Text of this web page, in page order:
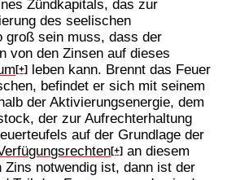
Zündkapitals, das zur
des seelischen
groß sein muss, dass der
von den Zinsen auf dieses
[+] leben kann. Brennt das Feuer
befindet er sich mit seinem
der Aktivierungsenergie, dem
der zur Aufrechterhaltung
auf der Grundlage der
[+] an diesem
Zins notwendig ist, dann ist der